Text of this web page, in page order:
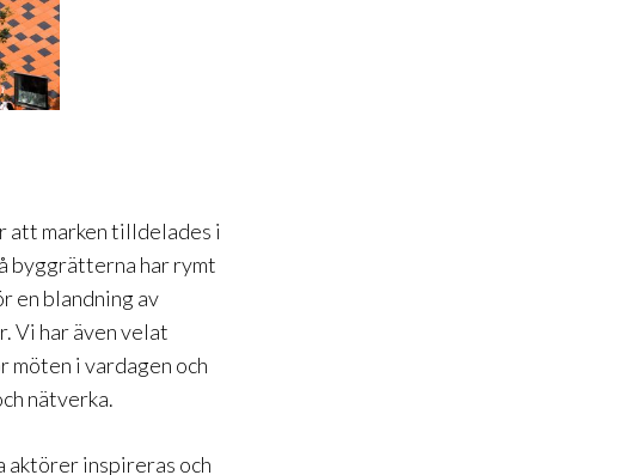
att marken tilldelades i
byggrätterna har rymt
en blandning av
Vi har även velat
möten i vardagen och
nätverka.
aktörer inspireras och